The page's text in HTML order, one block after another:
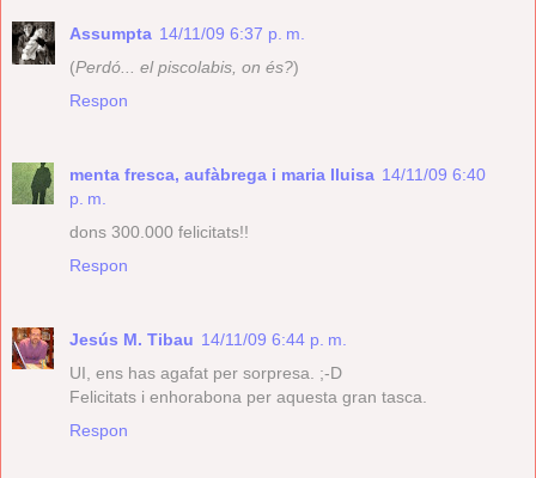
Assumpta 14/11/09 6:37 p. m.
(Perdó... el piscolabis, on és?)
Respon
menta fresca, aufàbrega i maria lluisa 14/11/09 6:40
p. m.
dons 300.000 felicitats!!
Respon
Jesús M. Tibau 14/11/09 6:44 p. m.
UI, ens has agafat per sorpresa. ;-D
Felicitats i enhorabona per aquesta gran tasca.
Respon